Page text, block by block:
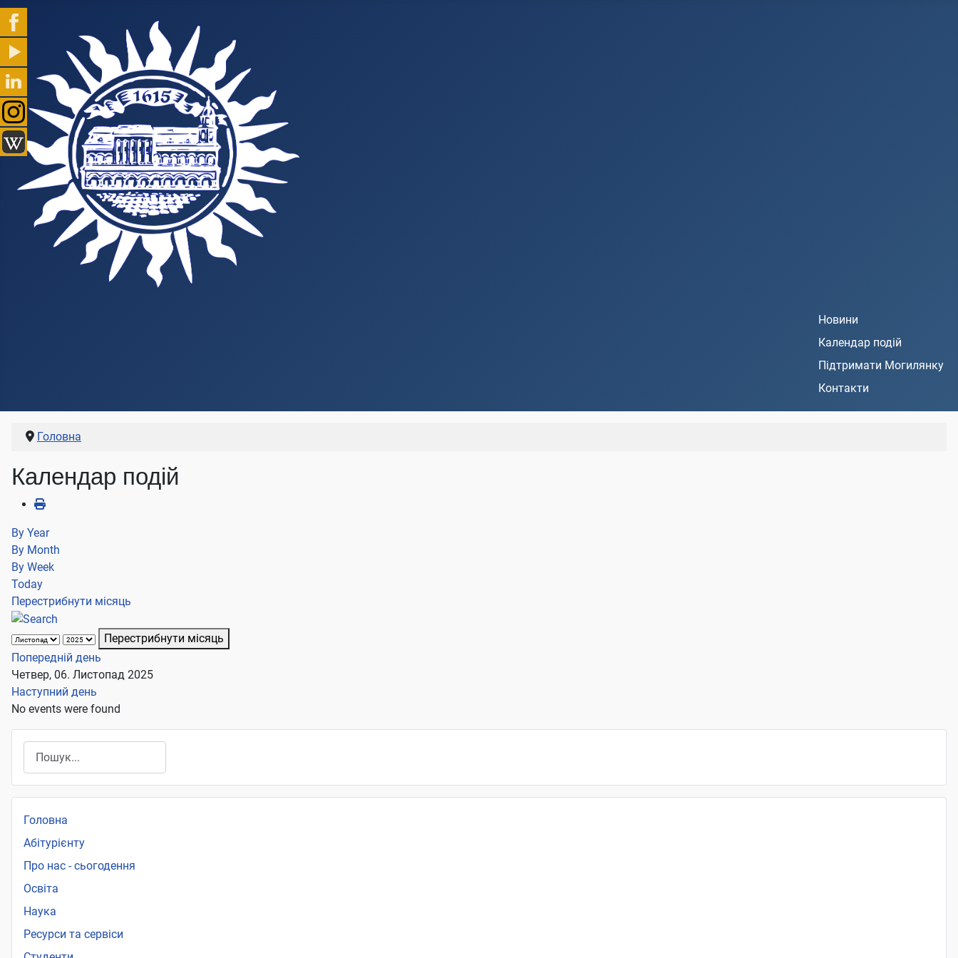
Новини
Календар подій
Підтримати Могилянку
Контакти
Головна
Календар подій
By Year
By Month
By Week
Today
Перестрибнути місяць
Перестрибнути місяць
Попередній день
Четвер, 06. Листопад 2025
Наступний день
No events were found
Головна
Абітурієнту
Про нас - сьогодення
Освіта
Наука
Ресурси та сервіси